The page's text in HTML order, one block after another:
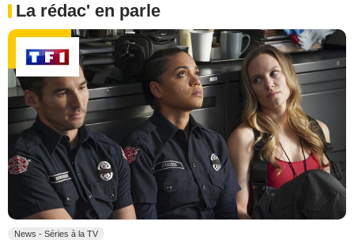
La rédac' en parle
News - Séries à la TV